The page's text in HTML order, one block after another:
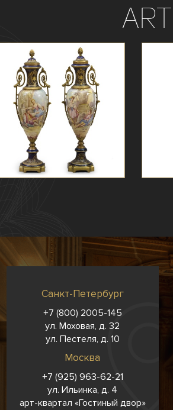
Санкт-Петербург
+7 (800) 2005-145
ул. Моховая, д. 32
ул. Пестеля, д. 10
Москва
+7 (925) 963-62-21
ул. Ильинка, д. 4
арт-квартал «Гостиный двор»